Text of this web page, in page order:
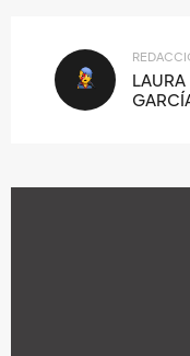
LAURA